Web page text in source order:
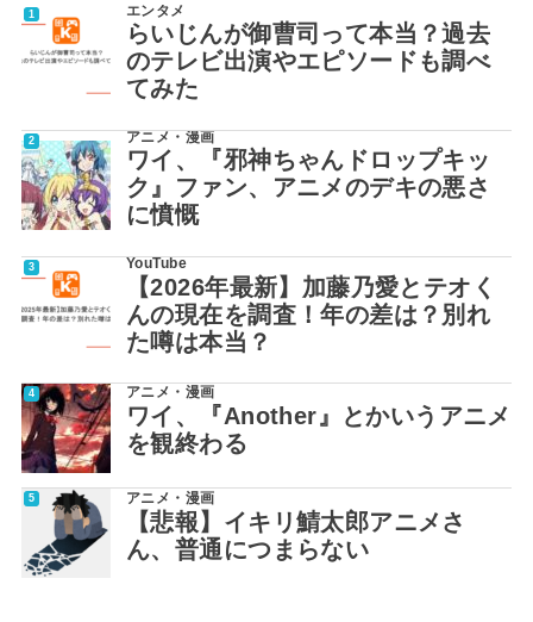
エンタメ
らいじんが御曹司って本当？過去
のテレビ出演やエピソードも調べ
てみた
アニメ・漫画
ワイ、『邪神ちゃんドロップキッ
ク』ファン、アニメのデキの悪さ
に憤慨
YouTube
【2026年最新】加藤乃愛とテオく
んの現在を調査！年の差は？別れ
た噂は本当？
アニメ・漫画
ワイ、『Another』とかいうアニメ
を観終わる
アニメ・漫画
【悲報】イキリ鯖太郎アニメさ
ん、普通につまらない